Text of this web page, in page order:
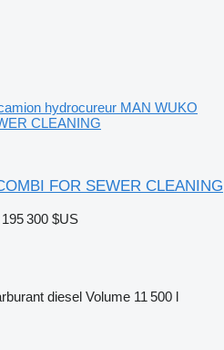
hydrocureur MAN WUKO
CLEANING
FOR SEWER CLEANING
300 $US
diesel Volume 11 500 l